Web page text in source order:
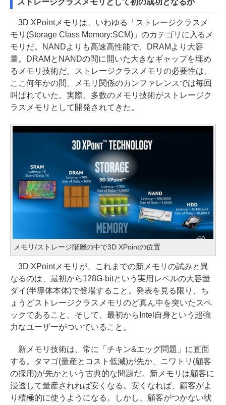
3D XPointメモリは、いわゆる「ストレージクラスメ
モリ(Storage Class Memory:SCM)」のカテゴリに入るメ
モリだ。NANDよりも高速高性能で、DRAMより大容
量。DRAMとNANDの間に開いた大きなギャップを埋め
るメモリ技術だ。ストレージクラスメモリの必要性は、
ここ何年かの間、メモリ関係のカンファレンスでは毎回
叫ばれていた。実際、多数のメモリ技術がストレージク
ラスメモリとして開発されてきた。
メモリ/ストレージ階層の中で3D XPointの位置
3D XPointメモリが、これまでの新メモリの試みと異
なるのは、最初から128G-bitという実用レベルの大容量
ダイ(半導体本体)で登場すること。発表を見る限り、ち
ょうどストレージクラスメモリのど真ん中を突いたスペ
ックであること。そして、最初からIntel自身という超強
力なユーザーがついていること。
新メモリ技術は、常に「チキン&エッグ問題」に直面
する。タマゴ(量産とコスト低減)が先か、ニワトリ(顧客
の採用)が先かという古典的な問題だ。新メモリは顧客に
浸透して量産されれば安くなる。安くなれば、顧客がよ
り積極的に使うようになる。しかし、顧客がつかない状